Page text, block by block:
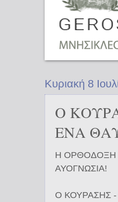
Κυριακή 8
Ο
ΕΝΑ
Η ΟΡΘΟΔΟΞΗ
ΑΥΟΓΝΩΣΙΑ!
Ο ΚΟΥΡΑΣΗΣ